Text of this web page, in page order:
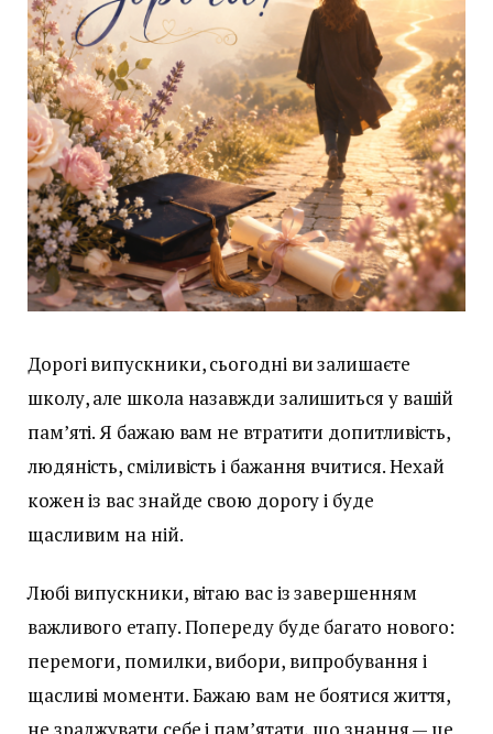
Дорогі випускники, сьогодні ви залишаєте
школу, але школа назавжди залишиться у вашій
пам’яті. Я бажаю вам не втратити допитливість,
людяність, сміливість і бажання вчитися. Нехай
кожен із вас знайде свою дорогу і буде
щасливим на ній.
Любі випускники, вітаю вас із завершенням
важливого етапу. Попереду буде багато нового:
перемоги, помилки, вибори, випробування і
щасливі моменти. Бажаю вам не боятися життя,
не зраджувати себе і пам’ятати, що знання — це